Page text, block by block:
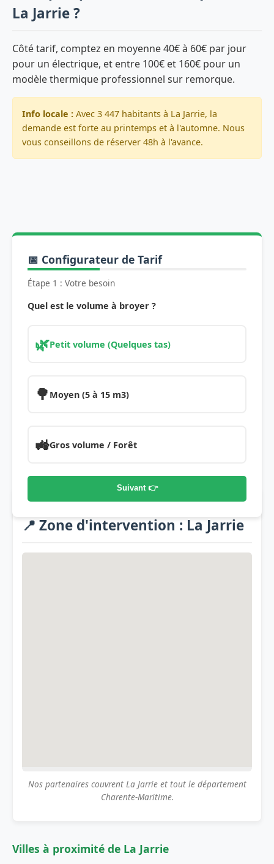
La Jarrie ?
Côté tarif, comptez en moyenne 40€ à 60€ par jour
pour un électrique, et entre 100€ et 160€ pour un
modèle thermique professionnel sur remorque.
Info locale : Avec 3 447 habitants à La Jarrie, la
demande est forte au printemps et à l'automne. Nous
vous conseillons de réserver 48h à l'avance.
📅 Configurateur de Tarif
Étape 1 : Votre besoin
Quel est le volume à broyer ?
🌿Petit volume (Quelques tas)
🌳 Moyen (5 à 15 m3)
🚜Gros volume / Forêt
Suivant 👉
📍 Zone d'intervention : La Jarrie
Nos partenaires couvrent La Jarrie et tout le département
Charente-Maritime.
Villes à proximité de La Jarrie